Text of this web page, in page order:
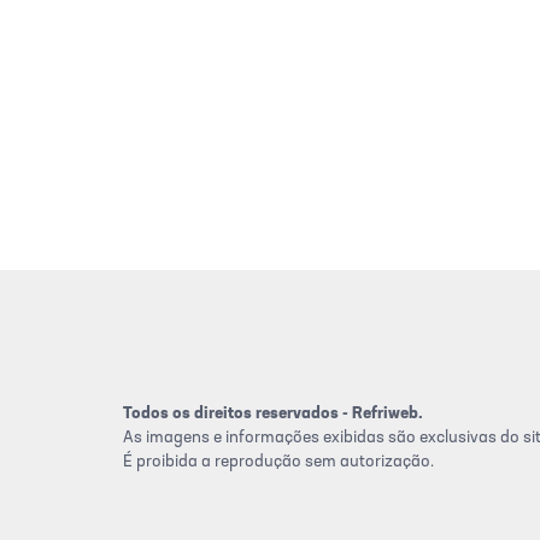
Todos os direitos reservados - Refriweb.
As imagens e informações exibidas são exclusivas do
É proibida a reprodução sem autorização.